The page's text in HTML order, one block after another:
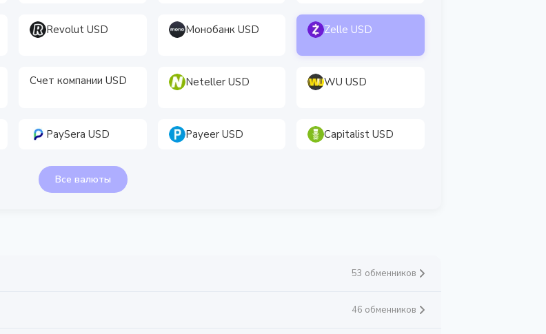
Revolut USD Монобанк USD Zelle USD
Счет компании USD Neteller USD WU USD
PaySera USD Payeer USD Capitalist USD
Все валюты
53 обменников
46 обменников